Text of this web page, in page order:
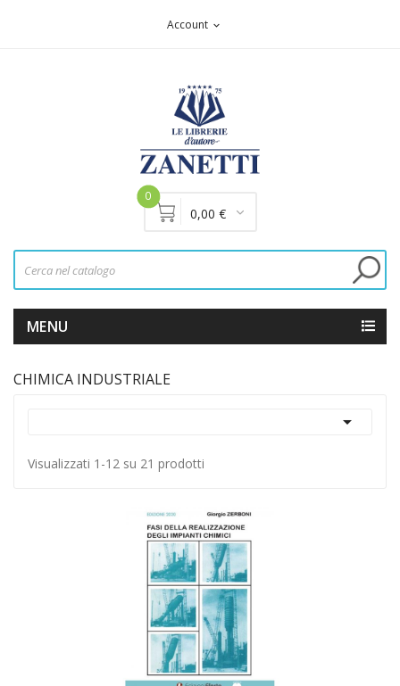
Account expand_more
0
0,00 €
MENU
CHIMICA INDUSTRIALE

Visualizzati 1-12 su 21 prodotti